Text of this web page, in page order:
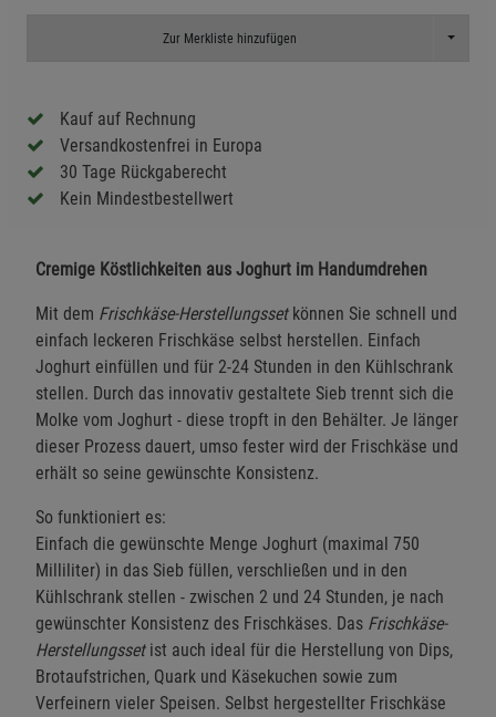
Zur Merkliste hinzufügen Toggle
Kauf auf Rechnung
Versandkostenfrei in Europa
30 Tage Rückgaberecht
Kein Mindestbestellwert
Cremige Köstlichkeiten aus Joghurt im Handumdrehen
Mit dem Frischkäse-Herstellungssetkönnen Sie schnell und
einfach leckeren Frischkäse selbst herstellen. Einfach
Joghurt einfüllen und für 2-24 Stunden in den Kühlschrank
stellen. Durch das innovativ gestaltete Sieb trennt sich die
Molke vom Joghurt - diese tropft in den Behälter. Je länger
dieser Prozess dauert, umso fester wird der Frischkäse und
erhält so seine gewünschte Konsistenz.
So funktioniert es:
Einfach die gewünschte Menge Joghurt (maximal 750
Milliliter) in das Sieb füllen, verschließen und in den
Kühlschrank stellen - zwischen 2 und 24 Stunden, je nach
gewünschter Konsistenz des Frischkäses. Das Frischkäse-
Herstellungssetist auch ideal für die Herstellung von Dips,
Brotaufstrichen, Quark und Käsekuchen sowie zum
Verfeinern vieler Speisen. Selbst hergestellter Frischkäse